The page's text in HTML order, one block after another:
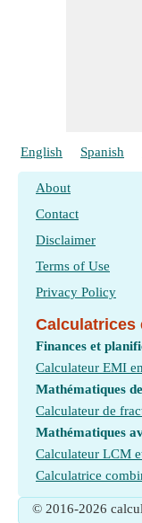
English Spanish
About
Contact
Disclaimer
Terms of Use
Privacy Policy
Calculatrices
Finances et
Calculateur EMI
Mathématiques
Calculateur de
Mathématiques
Calculateur LCM
Calculatrice
© 2016-2026